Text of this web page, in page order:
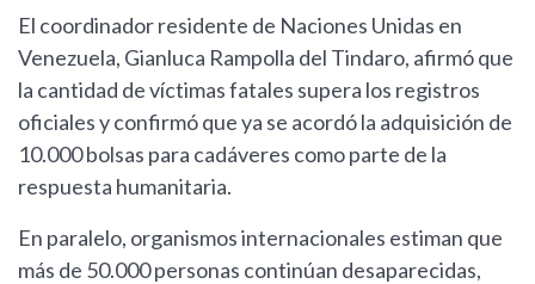
El coordinador residente de Naciones Unidas en
Venezuela, Gianluca Rampolla del Tindaro, afirmó que
la cantidad de víctimas fatales supera los registros
oficiales y confirmó que ya se acordó la adquisición de
10.000 bolsas para cadáveres como parte de la
respuesta humanitaria.
En paralelo, organismos internacionales estiman que
más de 50.000 personas continúan desaparecidas,